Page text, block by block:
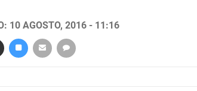
10 AGOSTO, 2016 - 11:16